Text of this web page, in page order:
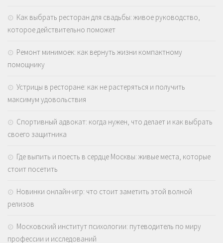
Как выбрать ресторан для свадьбы: живое руководство,
которое действительно поможет
Ремонт минимоек: как вернуть жизни компактному
помощнику
Устрицы в ресторане: как не растеряться и получить
максимум удовольствия
Спортивный адвокат: когда нужен, что делает и как выбрать
своего защитника
Где выпить и поесть в сердце Москвы: живые места, которые
стоит посетить
Новинки онлайн-игр: что стоит заметить этой волной
релизов
Московский институт психологии: путеводитель по миру
профессии и исследований